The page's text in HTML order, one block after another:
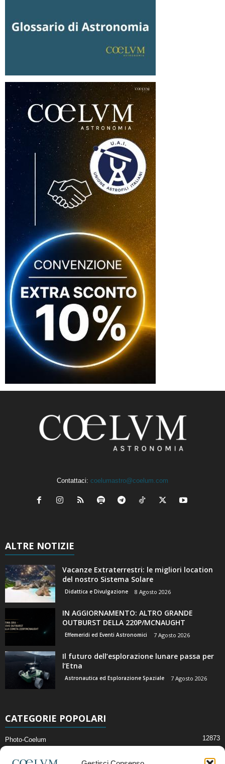
Contattaci: coelumastro@coelum.com
ALTRE NOTIZIE
Vacanze Extraterrestri: le migliori location
del nostro Sistema Solare
Didattica e Divulgazione 8 Agosto 2026
IN AGGIORNAMENTO: ALTRO GRANDE
OUTBURST DELLA 220P/MCNAUGHT
Effemeridi ed Eventi Astronomici 7 Agosto 2026
Il futuro dell’esplorazione lunare passa per
l’Etna
Astronautica ed Esplorazione Spaziale 7 Agosto 2026
CATEGORIE POPOLARI
Photo-Coelum 12873